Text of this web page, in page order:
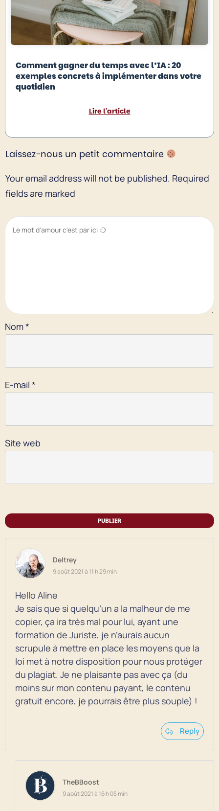
Comment gagner du temps avec l’IA : 20
exemples concrets à implémenter dans votre
quotidien
Lire l'article
Laissez-nous un petit commentaire
Your email address will not be published. Required
fields are marked
Nom*
E-mail *
Site web
PUBLIER
Deltrey
9 août 2021 à 11 h 29 min
Hello Aline
Je sais que si quelqu’un a la malheur de me
copier, ça ira très mal pour lui, ayant une
formation de Juriste, je n’aurais aucun
scrupule à mettre en place les moyens que la
loi met à notre disposition pour nous protéger
du plagiat. Je ne plaisante pas avec ça (du
moins sur mon contenu payant, le contenu
gratuit encore, je pourrais être plus souple) !
Reply
TheBBoost
9 août 2021 à 16 h 05 min